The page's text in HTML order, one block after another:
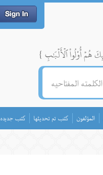
كتب جديده كتب تم تحديثها المؤلفون